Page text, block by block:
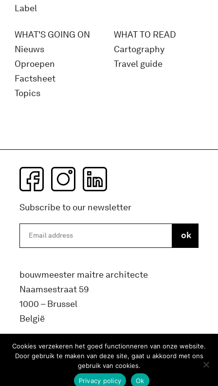
Label
WHAT'S GOING ON
Nieuws
Oproepen
Factsheet
Topics
WHAT TO READ
Cartography
Travel guide
Subscribe to our newsletter
bouwmeester maitre architecte
Naamsestraat 59
1000 – Brussel
België
info@bma.brussels
Cookies verzekeren het goed functionneren van onze website.
Door gebruik te maken van deze site, gaat u akkoord met ons
gebruik van cookies.
Ok
Privacy policy